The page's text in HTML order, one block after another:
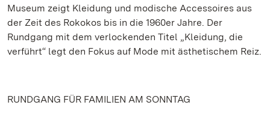
Museum zeigt Kleidung und modische Accessoires aus
der Zeit des Rokokos bis in die 1960er Jahre. Der
Rundgang mit dem verlockenden Titel „Kleidung, die
verführt“ legt den Fokus auf Mode mit ästhetischem Reiz.
RUNDGANG FÜR FAMILIEN AM SONNTAG